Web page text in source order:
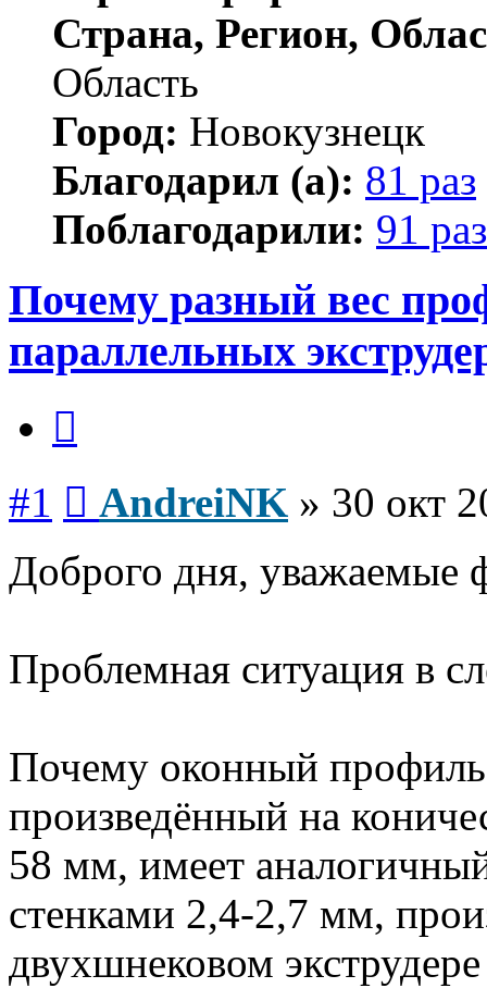
Страна, Регион,
Область
Город: Новокузнецк
Благодарил (а): 81 раз
Поблагодарили: 91 раз
Почему разный вес
параллельных
#1 AndreiNK » 30 окт
Доброго дня, уважаемые
Проблемная ситуация в
Почему оконный
произведённый на
58 мм, имеет
стенками 2,4-2,7 мм,
двухшнековом